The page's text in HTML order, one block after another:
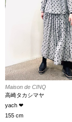
Maison de CINQ
高崎タカシマヤ
yach ❤︎
155 cm